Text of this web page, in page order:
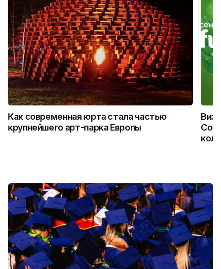
Как современная юрта стала частью
крупнейшего арт-парка Европы